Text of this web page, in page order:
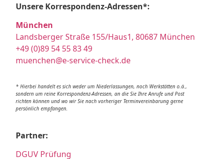
Unsere Korrespondenz-Adressen*:
München
Landsberger Straße 155/Haus1, 80687 München
+49 (0)89 54 55 83 49
muenchen@e-service-check.de
* Hierbei handelt es sich weder um Niederlassungen, noch Werkstätten o.ä.,
sondern um reine Korrespondenz-Adressen, an die Sie Ihre Anrufe und Post
richten können und wo wir Sie nach vorheriger Terminvereinbarung gerne
persönlich empfangen.
Partner:
DGUV Prüfung